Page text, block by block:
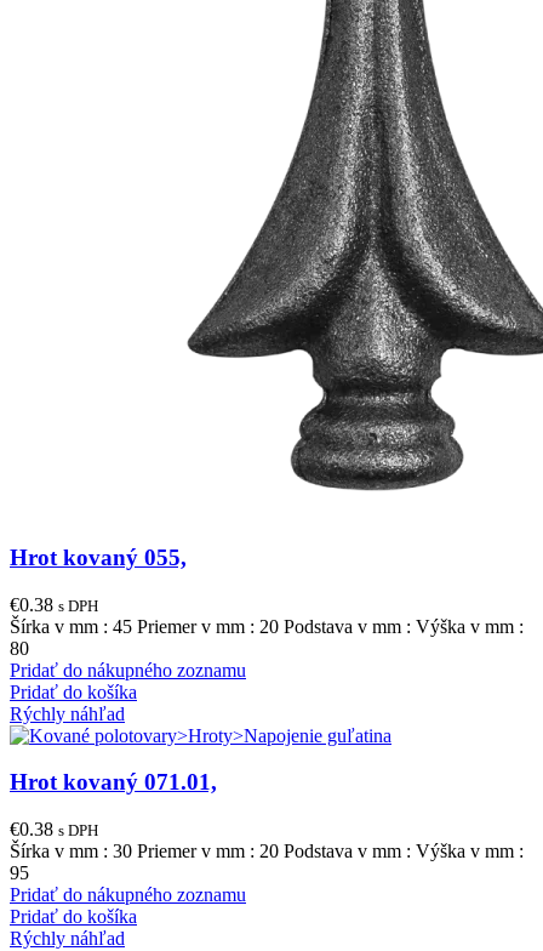
Hrot kovaný 055,
€0.38 s DPH
Šírka v mm : 45 Priemer v mm : 20 Podstava v mm : Výška v mm :
80
Pridať do nákupného zoznamu
Pridať do košíka
Rýchly náhľad
Hrot kovaný 071.01,
€0.38 s DPH
Šírka v mm : 30 Priemer v mm : 20 Podstava v mm : Výška v mm :
95
Pridať do nákupného zoznamu
Pridať do košíka
Rýchly náhľad